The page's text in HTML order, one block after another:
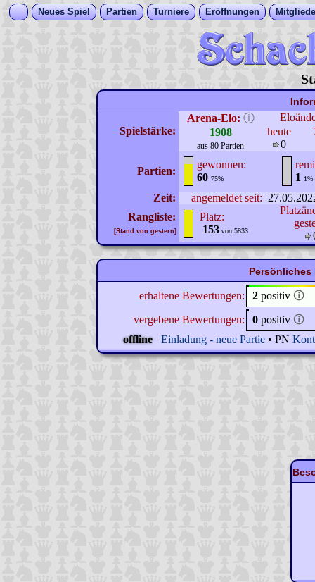
Neues Spiel Partien Turniere Eröffnungen
Spielstärke:
Arena-Elo: ⓘ
1908
aus 80 Partien
heute
0
Partien:
gewonnen:
60 75%
1
1%
Zeit: angemeldet seit:
Rangliste:
[Stand von gestern]
Platz:
153 von 5833
Persönliches
erhaltene Bewertungen: 2 positiv 🛈
vergebene Bewertungen:
0 positiv 🛈
offline
Einladung - neue Partie • PN